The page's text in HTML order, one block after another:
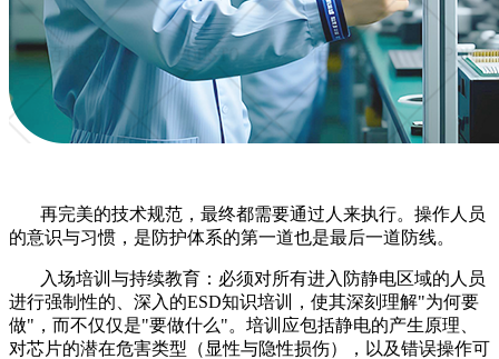
再完美的技术规范，最终都需要通过人来执行。操作人员
的意识与习惯，是防护体系的第一道也是最后一道防线。
入场培训与持续教育：必须对所有进入防静电区域的人员
进行强制性的、深入的ESD知识培训，使其深刻理解"为何要
做"，而不仅仅是"要做什么"。培训应包括静电的产生原理、
对芯片的潜在危害类型（显性与隐性损伤），以及错误操作可